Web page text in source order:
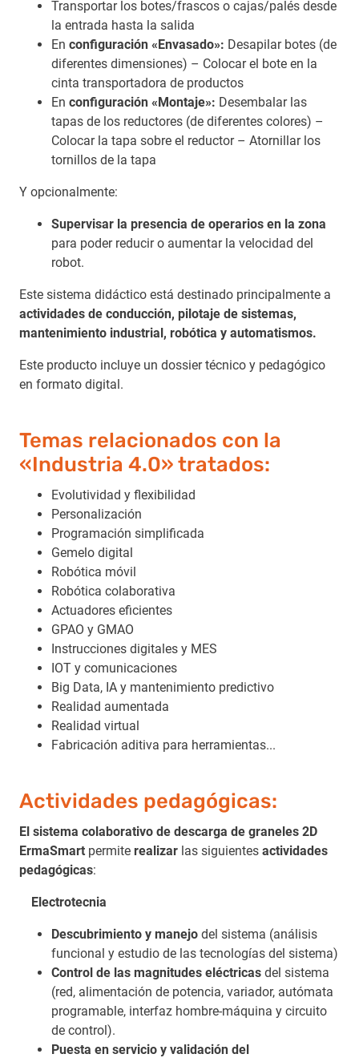
Transportar los botes/frascos o cajas/palés desde
la entrada hasta la salida
En configuración «Envasado»: Desapilar botes (de
diferentes dimensiones) – Colocar el bote en la
cinta transportadora de productos
En configuración «Montaje»: Desembalar las
tapas de los reductores (de diferentes colores) –
Colocar la tapa sobre el reductor – Atornillar los
tornillos de la tapa
Y opcionalmente:
Supervisar la presencia de operarios en la zona
para poder reducir o aumentar la velocidad del
robot.
Este sistema didáctico está destinado principalmente a
actividades de conducción, pilotaje de sistemas,
mantenimiento industrial, robótica y automatismos.
Este producto incluye un dossier técnico y pedagógico
en formato digital.
Temas relacionados con la
«Industria 4.0» tratados:
Evolutividad y flexibilidad
Personalización
Programación simplificada
Gemelo digital
Robótica móvil
Robótica colaborativa
Actuadores eficientes
GPAO y GMAO
Instrucciones digitales y MES
IOT y comunicaciones
Big Data, IA y mantenimiento predictivo
Realidad aumentada
Realidad virtual
Fabricación aditiva para herramientas...
Actividades pedagógicas:
El sistema colaborativo de descarga de graneles 2D
ErmaSmart permite realizar las siguientes actividades
pedagógicas:
Electrotecnia
Descubrimiento y manejo del sistema (análisis
funcional y estudio de las tecnologías del sistema)
Control de las magnitudes eléctricas del sistema
(red, alimentación de potencia, variador, autómata
programable, interfaz hombre-máquina y circuito
de control).
Puesta en servicio y validación del